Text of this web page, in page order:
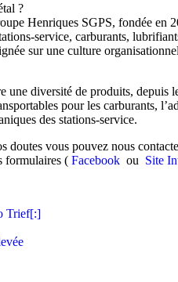
?
Henriques SGPS, fondée
service, carburants,
sur une culture
diversité de produits, depuis
pour les carburants,
des stations-service.
vous pouvez nous
formulaires ( Facebook ou Site